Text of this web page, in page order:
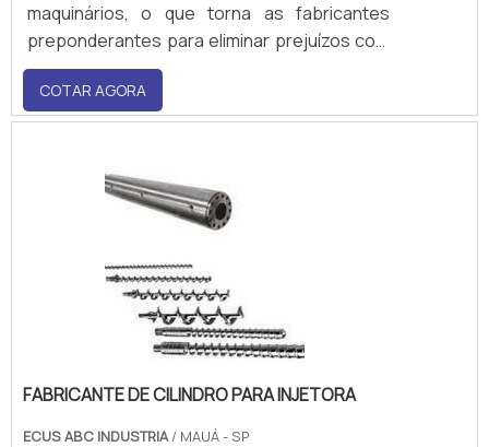
maquinários, o que torna as fabricantes
preponderantes para eliminar prejuízos com
a perda de produtividade, pois é por meio
delas que as empresas garantem peças
adequadas para o funcionamento eficiente
produto Investir na fab.
COTAR AGORA
FABRICANTE DE CILINDRO PARA INJETORA
ECUS ABC INDUSTRIA/ MAUÁ - SP